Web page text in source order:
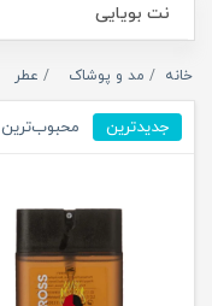
نت بویایی
خانه مد و پوشاک عطر
جدیدترین محبوب‌ترین